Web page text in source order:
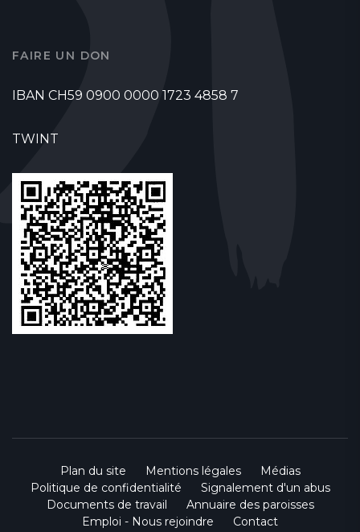
FAIRE UN DON
IBAN CH59 0900 0000 1723 4858 7
TWINT
Plan du site Mentions légales
Médias
Politique de confidentialité
Signalement d'un abus
Documents de travail
Annuaire des paroisses
Emploi - Nous rejoindre
Contact